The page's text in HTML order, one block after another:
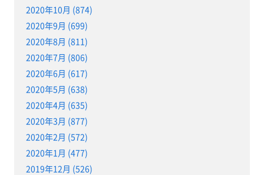
2020年10月 (874)
2020年9月 (699)
2020年8月 (811)
2020年7月 (806)
2020年6月 (617)
2020年5月 (638)
2020年4月 (635)
2020年3月 (877)
2020年2月 (572)
2020年1月 (477)
2019年12月 (526)